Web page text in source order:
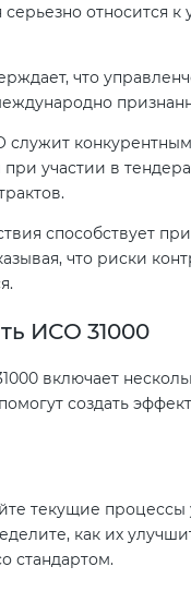
серьезно относится
что
служит конкурентным
участии в
способствует
что риски
ИСО 31000
включает
создать
текущие процессы
как их
стандартом.
защиты (ТР ТС